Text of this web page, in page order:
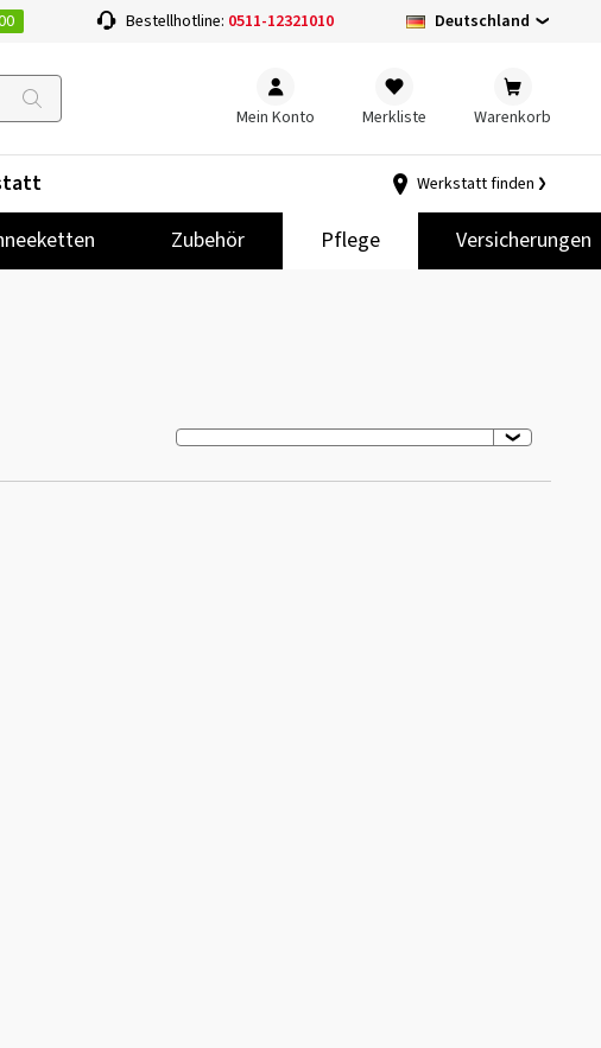
Bestellhotline: 0511-12321010 Deutschland
Mein Konto Merkliste Warenkorb
Zubehör Pflege Versicherungen
Werkstatt finden